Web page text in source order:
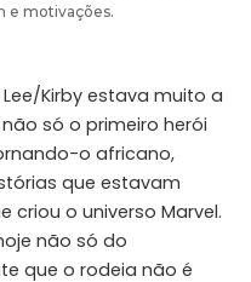
e motivações.
Kirby estava muito a
só o primeiro herói
o africano,
que estavam
o universo Marvel.
não só do
que o rodeia não é